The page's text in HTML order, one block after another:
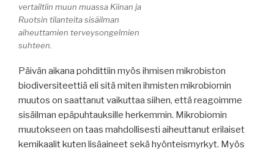
vertailtiin muun muassa Kiinan ja
Ruotsin tilanteita sisäilman
aiheuttamien terveysongelmien
suhteen.
Päivän aikana pohdittiin myös ihmisen mikrobiston
biodiversiteettiä eli sitä miten ihmisten mikrobiomin
muutos on saattanut vaikuttaa siihen, että reagoimme
sisäilman epäpuhtauksille herkemmin. Mikrobiomin
muutokseen on taas mahdollisesti aiheuttanut erilaiset
kemikaalit kuten lisäaineet sekä hyönteismyrkyt. Myös